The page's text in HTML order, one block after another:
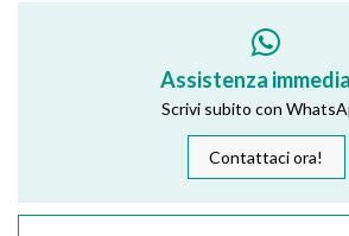
Assistenza
Scrivi subito con
Contattaci ora!